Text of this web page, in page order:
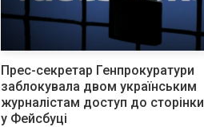
Прес-секретар Генпрокуратури
заблокувала двом українським
журналістам доступ до сторінки
у Фейсбуці